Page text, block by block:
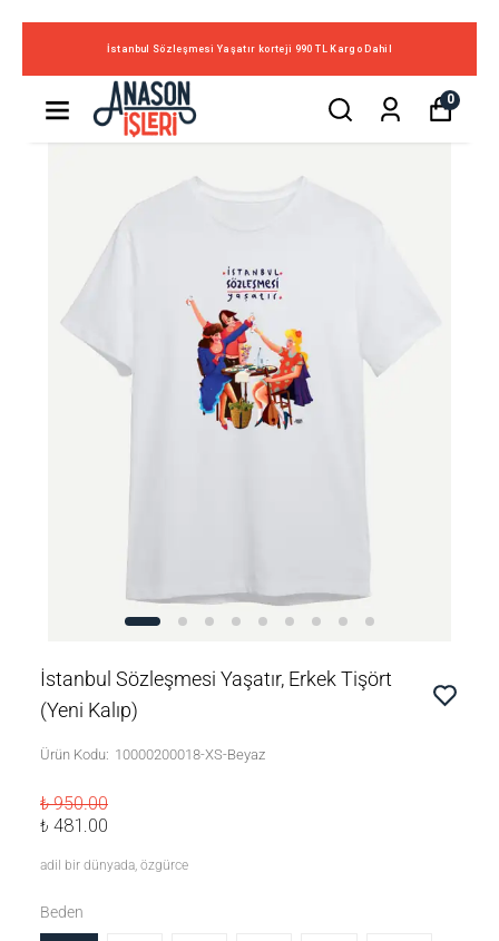
İstanbul Sözleşmesi Yaşatır korteji 990 TL Kargo Dahil
0
İstanbul Sözleşmesi Yaşatır, Erkek Tişört
(Yeni Kalıp)
Ürün Kodu: 10000200018-XS-Beyaz
₺ 950.00
₺ 481.00
adil bir dünyada, özgürce
Beden